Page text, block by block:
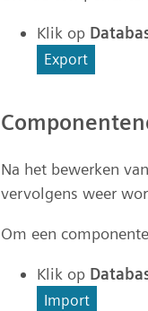
Klik op
Export
Na het bewerken
vervolgens weer
Om een
Klik op
Import